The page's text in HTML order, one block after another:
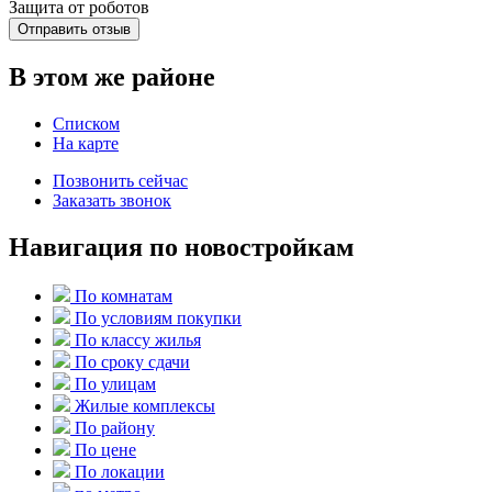
Защита от роботов
Отправить отзыв
В этом же районе
Списком
На карте
Позвонить сейчас
Заказать звонок
Навигация по новостройкам
По комнатам
По условиям покупки
По классу жилья
По сроку сдачи
По улицам
Жилые комплексы
По району
По цене
По локации